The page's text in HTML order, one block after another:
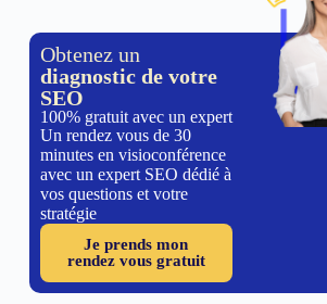
Obtenez un
diagnostic de votre
SEO
100% gratuit avec un expert
Un rendez vous de 30
minutes en visioconférence
avec un expert SEO dédié à
vos questions et votre
stratégie
Je prends mon
rendez vous gratuit